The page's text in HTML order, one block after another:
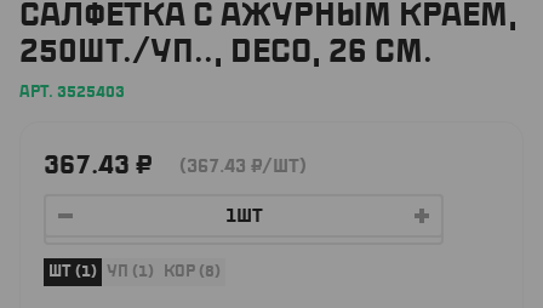
САЛФЕТКА С АЖУРНЫМ КРАЕМ,
250ШТ./УП.., DECO, 26 СМ.
АРТ. 3525403
367.43 ₽ (367.43 ₽/ШТ)
ШТ (1) УП (1) КОР (8)